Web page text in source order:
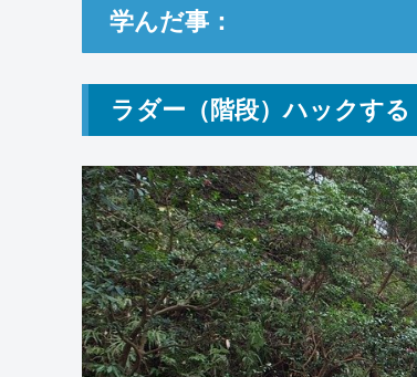
学んだ事：
ラダー（階段）ハックする